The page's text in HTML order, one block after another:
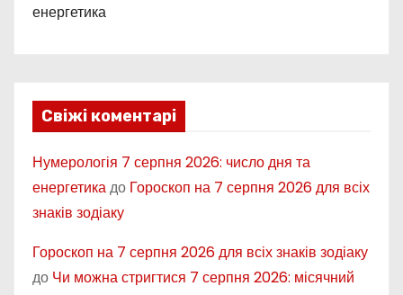
енергетика
Свіжі коментарі
Нумерологія 7 серпня 2026: число дня та
енергетикадо Гороскоп на 7 серпня 2026 для всіх
знаків зодіаку
Гороскоп на 7 серпня 2026 для всіх знаків зодіаку
до Чи можна стригтися 7 серпня 2026: місячний